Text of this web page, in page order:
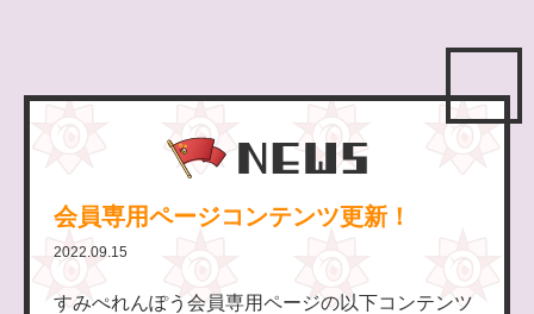
会員専用ページコンテンツ更新！
2022.09.15
すみぺれんぽう会員専用ページの以下コンテンツ